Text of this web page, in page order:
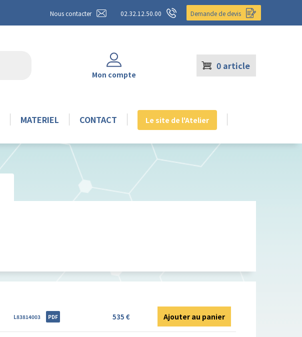
Nous contacter 02.32.12.50.00 Demande de devis
Mon compte
0 article
MATERIEL CONTACT Le site de l'Atelier
L83814003 PDF 535 € Ajouter au panier